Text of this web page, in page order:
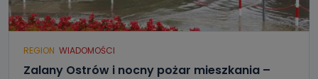
REGION WIADOMOŚCI
Zalany Ostrów i nocny pożar mieszkania –